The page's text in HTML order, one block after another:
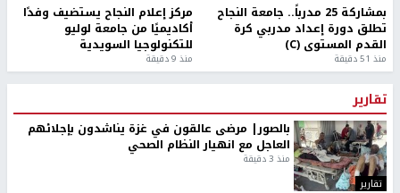
بمشاركة 25 مدرباً.. جامعة النجاح
تطلق دورة إعداد مدربي كرة
القدم المستوى (C)
منذ 51 دقيقة
مركز إعلام النجاح يستضيف وفدًا
أكاديميًا من جامعة لوليو
للتكنولوجيا السويدية
منذ 9 دقيقة
تقارير
تقارير
بالصور| مرضى عالقون في غزة يناشدون بإجلائهم
العاجل مع انهيار النظام الصحي
منذ 3 دقيقة